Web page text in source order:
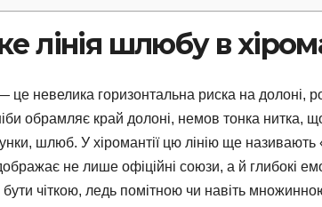
лінія шлюбу в
це невелика горизонтальна риска на долоні,
обрамляє край долоні, немов тонка нитка,
шлюб. У хіромантії цю лінію ще називають
не лише офіційні союзи, а й глибокі
бути чіткою, ледь помітною чи навіть